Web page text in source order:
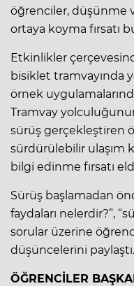
öğrenciler, düşünme
ortaya koyma fırsatı
Etkinlikler
bisiklet tramvayında
örnek
Tramvay
sürüş gerçekleştiren
sürdürülebilir ulaşım
bilgi edinme fırsatı
Sürüş başlamadan
faydaları nelerdir?”,
sorular üzerine
düşüncelerini paylaştı.
ÖĞRENCİLER